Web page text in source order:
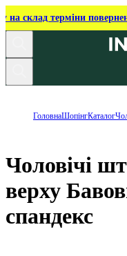
на склад терміни
ГоловнаШопінгКаталог
Чоловічі
верху
спандекс